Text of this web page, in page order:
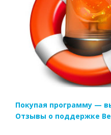
Покупая программу —
Отзывы о поддержке